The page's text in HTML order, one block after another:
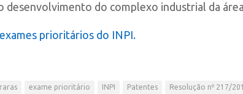
desenvolvimento do complexo industrial da
prioritários do INPI.
exame prioritário INPI Patentes Resolução nº 217/